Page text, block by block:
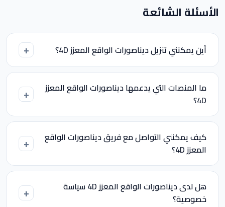
الأسئلة الشائعة
أين يمكنني تنزيل ديناصورات الواقع المعزز 4D؟
ما المنصات التي يدعمها ديناصورات الواقع المعزز
4D؟
كيف يمكنني التواصل مع فريق ديناصورات الواقع
المعزز 4D؟
هل لدى ديناصورات الواقع المعزز 4D سياسة
خصوصية؟